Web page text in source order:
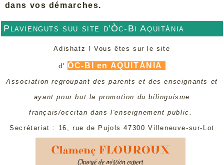
Plavienguts suu site d'Òc-Bi Aquitània
Adishatz ! Vous êtes sur le site
d' ÒC-BI en AQUITÀNIA
Association regroupant des parents et des enseignants et
ayant pour but la promotion du bilinguisme
français/occitan dans l'enseignement public.
Secrétariat : 16, rue de Pujols 47300 Villeneuve-sur-Lot
dans vos démarches.